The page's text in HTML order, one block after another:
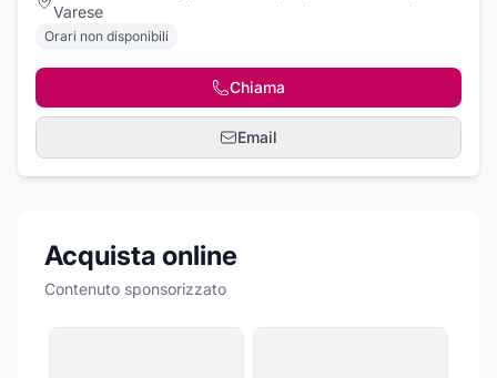
Varese
Orari non disponibili
Chiama
Email
Acquista online
Contenuto sponsorizzato